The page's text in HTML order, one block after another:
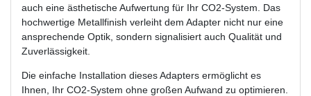
auch eine ästhetische Aufwertung für Ihr CO2-System. Das
hochwertige Metallfinish verleiht dem Adapter nicht nur eine
ansprechende Optik, sondern signalisiert auch Qualität und
Zuverlässigkeit.
Die einfache Installation dieses Adapters ermöglicht es
Ihnen, Ihr CO2-System ohne großen Aufwand zu optimieren.